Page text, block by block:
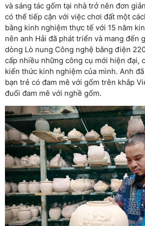
và sáng tác gốm tại nhà trở nên đơn
có thể tiếp cận với việc chơi đất một
bằng kinh nghiệm thực tế với 15 năm
nên anh Hải đã phát triển và mang đến
dòng Lò nung Công nghệ bằng điện
cấp nhiều những công cụ mới hiện đại,
kiến thức kinh nghiệm của mình. Anh
bạn trẻ có đam mê với gốm trên khắp
đuổi đam mê với nghề gốm.